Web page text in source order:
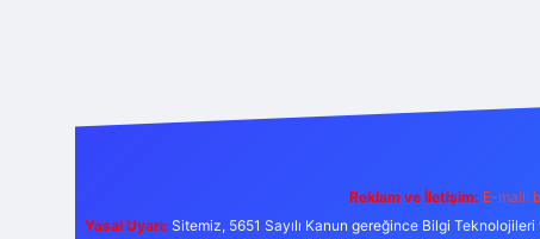
Reklam ve İletişim: E-mail:
Yasal Uyarı: Sitemiz, 5651 Sayılı Kanun gereğince Bilgi